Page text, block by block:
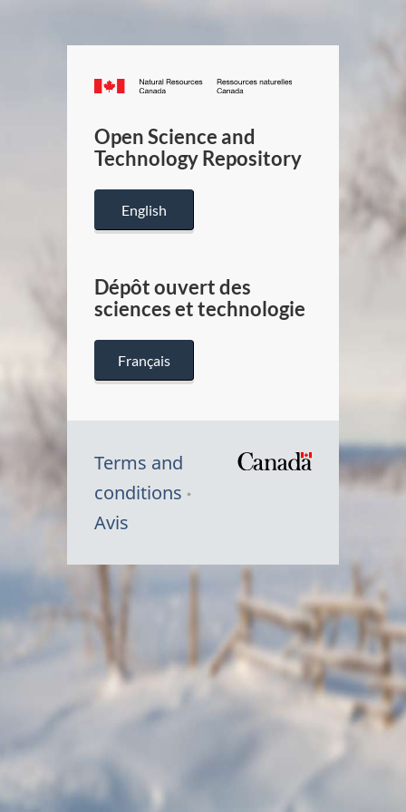
Canada.ca
/
Canada
Open Science and
Technology Repository
English
Dépôt ouvert des
sciences et technologie
Français
Terms and
conditions
Avis
Symbole
Canada